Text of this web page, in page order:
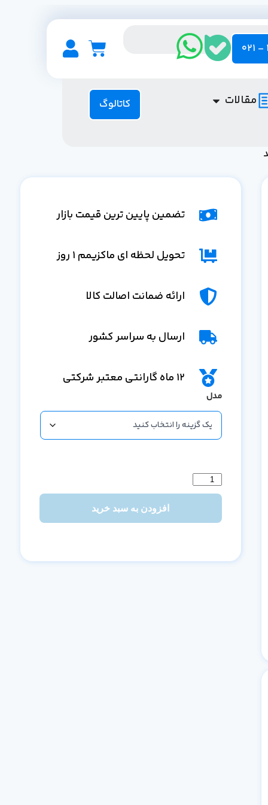
مقالات کاتالوگ
تضمین پایین ترین قیمت بازار
تحویل لحظه ای ماکزیمم 1 روز
ارائه ضمانت اصالت کالا
ارسال به سراسر کشور
12 ماه گارانتی معتبر شرکتی
مدل
افزودن به سبد خرید